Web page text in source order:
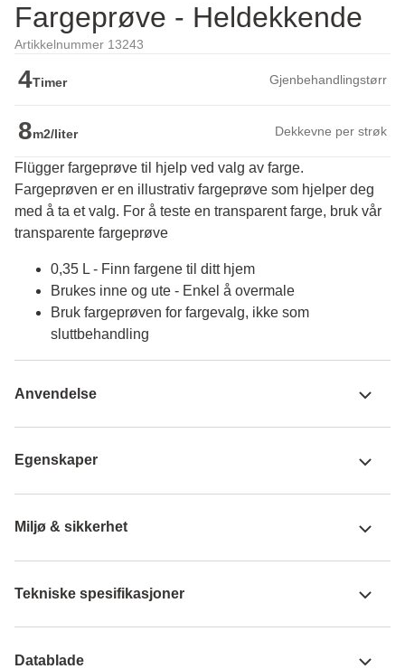
Fargeprøve - Heldekkende
Artikkelnummer 13243
4Timer Gjenbehandlingstørr
8m2/liter Dekkevne per strøk
Flügger fargeprøve til hjelp ved valg av farge.
Fargeprøven er en illustrativ fargeprøve som hjelper deg
med å ta et valg. For å teste en transparent farge, bruk vår
transparente fargeprøve
0,35 L - Finn fargene til ditt hjem
Brukes inne og ute - Enkel å overmale
Bruk fargeprøven for fargevalg, ikke som
sluttbehandling
Anvendelse
Egenskaper
Miljø & sikkerhet
Tekniske spesifikasjoner
Datablade